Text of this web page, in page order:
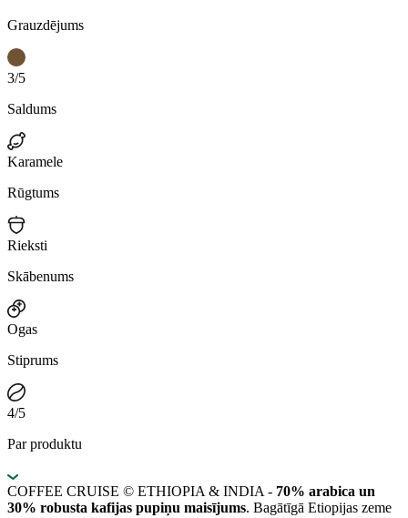
Grauzdējums
3/5
Saldums
Karamele
Rūgtums
Rieksti
Skābenums
Ogas
Stiprums
4/5
Par produktu
COFFEE CRUISE © ETHIOPIA & INDIA - 70% arabica un
30% robusta kafijas pupiņu maisījums. Bagātīgā Etiopijas zeme